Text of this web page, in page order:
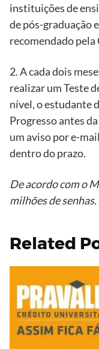
instituições de
de pós-graduação
recomendado pela
2. A cada dois
realizar um Teste
nível, o estudante
Progresso antes
um aviso por e-
dentro do prazo.
De acordo com o
milhões de senhas.
Related